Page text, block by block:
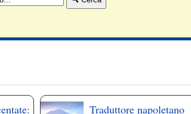
Traduttore napoletano